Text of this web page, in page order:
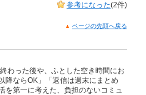
参考になった(2件)
ページの先頭へ戻る
わった後や、ふとした空き時間にお
降ならOK」「返信は週末にまとめ
を第一に考えた、負担のないコミュ